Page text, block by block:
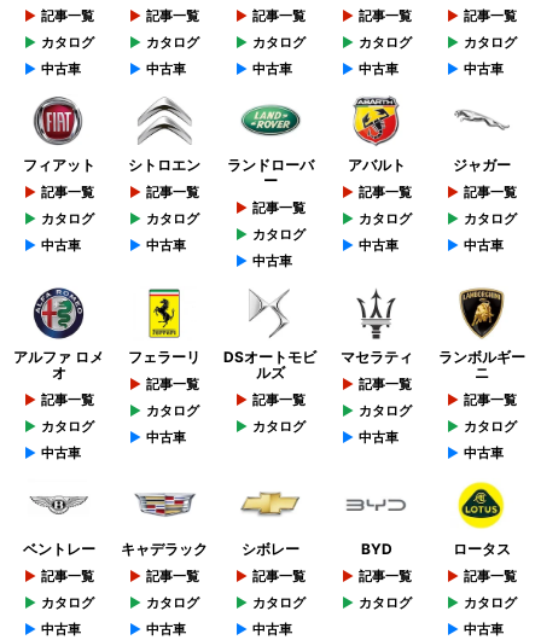
記事一覧
カタログ
中古車
記事一覧
カタログ
中古車
記事一覧
カタログ
中古車
記事一覧
カタログ
中古車
記事一覧
カタログ
中古車
フィアット
記事一覧
カタログ
中古車
シトロエン
記事一覧
カタログ
中古車
ランドローバ
ー
記事一覧
カタログ
中古車
アバルト
記事一覧
カタログ
中古車
ジャガー
記事一覧
カタログ
中古車
アルファ ロメ
オ
記事一覧
カタログ
中古車
フェラーリ
記事一覧
カタログ
中古車
DSオートモビ
ルズ
記事一覧
カタログ
マセラティ
記事一覧
カタログ
中古車
ランボルギー
ニ
記事一覧
カタログ
中古車
ベントレー
記事一覧
カタログ
中古車
キャデラック
記事一覧
カタログ
中古車
シボレー
記事一覧
カタログ
中古車
BYD
記事一覧
カタログ
ロータス
記事一覧
カタログ
中古車